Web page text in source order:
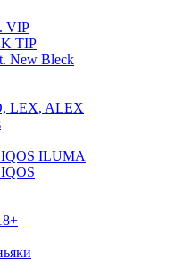
VIP
TIP
New Bleck
LEX, ALEX
ILUMA